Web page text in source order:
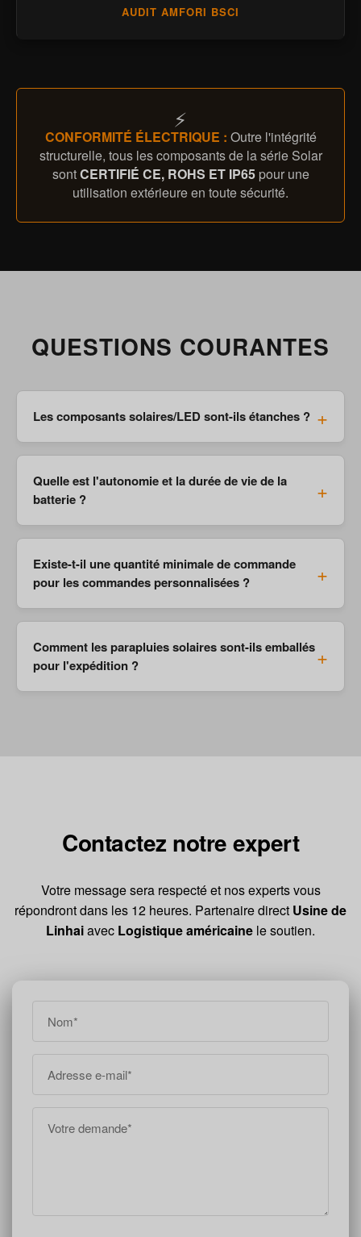
AUDIT AMFORI BSCI
⚡
CONFORMITÉ ÉLECTRIQUE : Outre l'intégrité
structurelle, tous les composants de la série Solar
sontCERTIFIÉ CE, ROHS ET IP65pour une
utilisation extérieure en toute sécurité.
QUESTIONS COURANTES
Les composants solaires/LED sont-ils étanches ?
Quelle est l'autonomie et la durée de vie de la
batterie ?
Existe-t-il une quantité minimale de commande
pour les commandes personnalisées ?
Comment les parapluies solaires sont-ils emballés
pour l'expédition ?
Contactez notre expert
Votre message sera respecté et nos experts vous
répondront dans les 12 heures. Partenaire direct Usine de
Linhaiavec Logistique américaine le soutien.